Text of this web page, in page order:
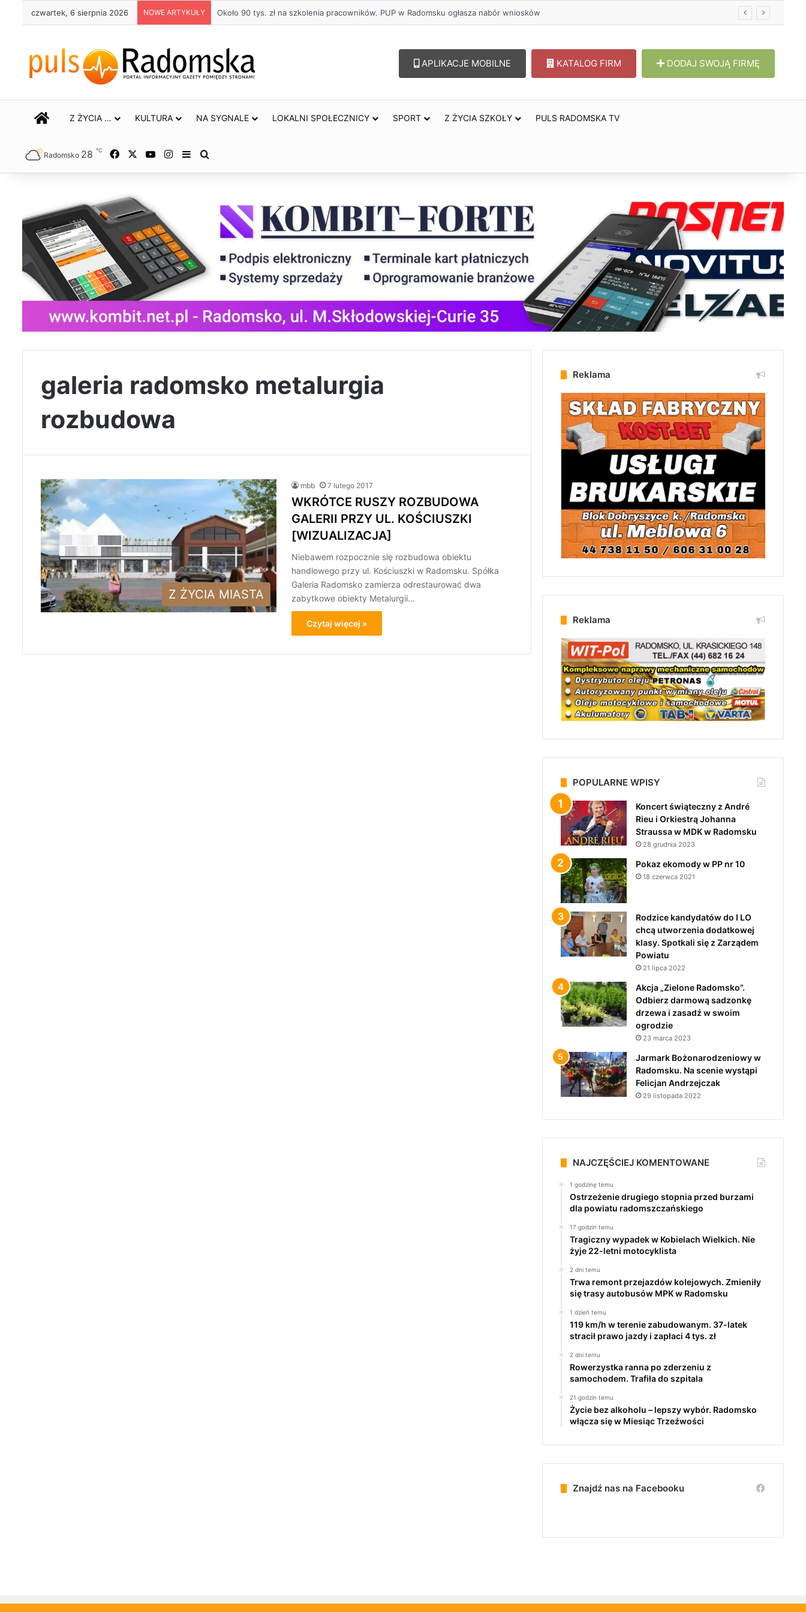
czwartek, 6 sierpnia 2026 NOWE ARTYKUŁY Około 90 tys. zł na szkolenia pracowników. PUP w Radomsku ogłasza nabór wniosków
APLIKACJE MOBILNE KATALOG FIRM DODAJ SWOJĄ FIRMĘ
STRONA GŁÓWNA
Z ŻYCIA … KULTURA NA SYGNALE LOKALNI SPOŁECZNICY SPORT Z ŻYCIA SZKOŁY PULS RADOMSKA TV
Radomsko 28 ℃ Facebook YouTubeInstagram
Sidebar
galeria radomsko metalurgia
rozbudowa
Z ŻYCIA MIASTA
mbb 7 lutego 2017
WKRÓTCE RUSZY ROZBUDOWA
GALERII PRZY UL. KOŚCIUSZKI
[WIZUALIZACJA]
Niebawem rozpocznie się rozbudowa obiektu
handlowego przy ul. Kościuszki w Radomsku. Spółka
Galeria Radomsko zamierza odrestaurować dwa
zabytkowe obiekty Metalurgii…
Czytaj więcej »
Reklama
Reklama
POPULARNE WPISY
Koncert świąteczny z André
Rieu i Orkiestrą Johanna
Straussa w MDK w Radomsku
28 grudnia 2023
Pokaz ekomody w PP nr 10
18 czerwca 2021
Rodzice kandydatów do I LO
chcą utworzenia dodatkowej
klasy. Spotkali się z Zarządem
Powiatu
21 lipca 2022
Akcja „Zielone Radomsko”.
Odbierz darmową sadzonkę
drzewa i zasadź w swoim
ogrodzie
23 marca 2023
Jarmark Bożonarodzeniowy w
Radomsku. Na scenie wystąpi
Felicjan Andrzejczak
29 listopada 2022
NAJCZĘŚCIEJ KOMENTOWANE
1 godzinę temu
Ostrzeżenie drugiego stopnia przed burzami
dla powiatu radomszczańskiego
17 godzin temu
Tragiczny wypadek w Kobielach Wielkich. Nie
żyje 22-letni motocyklista
2 dni temu
Trwa remont przejazdów kolejowych. Zmieniły
się trasy autobusów MPK w Radomsku
1 dzień temu
119 km/h w terenie zabudowanym. 37-latek
stracił prawo jazdy i zapłaci 4 tys. zł
2 dni temu
Rowerzystka ranna po zderzeniu z
samochodem. Trafiła do szpitala
21 godzin temu
Życie bez alkoholu – lepszy wybór. Radomsko
włącza się w Miesiąc Trzeźwości
Znajdź nas na Facebooku